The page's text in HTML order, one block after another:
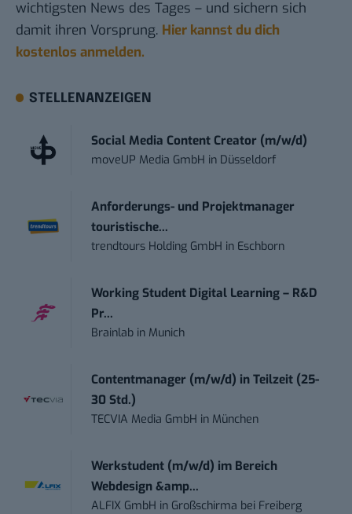
wichtigsten News des Tages – und sichern sich
damit ihren Vorsprung. Hier kannst du dich
kostenlos anmelden.
STELLENANZEIGEN
Social Media Content Creator (m/w/d)
moveUP Media GmbH in Düsseldorf
Anforderungs- und Projektmanager
touristische...
trendtours Holding GmbH in Eschborn
Working Student Digital Learning – R&D
Pr...
Brainlab in Munich
Contentmanager (m/w/d) in Teilzeit (25-
30 Std.)
TECVIA Media GmbH in München
Werkstudent (m/w/d) im Bereich
Webdesign &amp...
ALFIX GmbH in Großschirma bei Freiberg